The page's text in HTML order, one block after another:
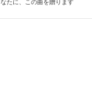
なたに、この曲を贈ります